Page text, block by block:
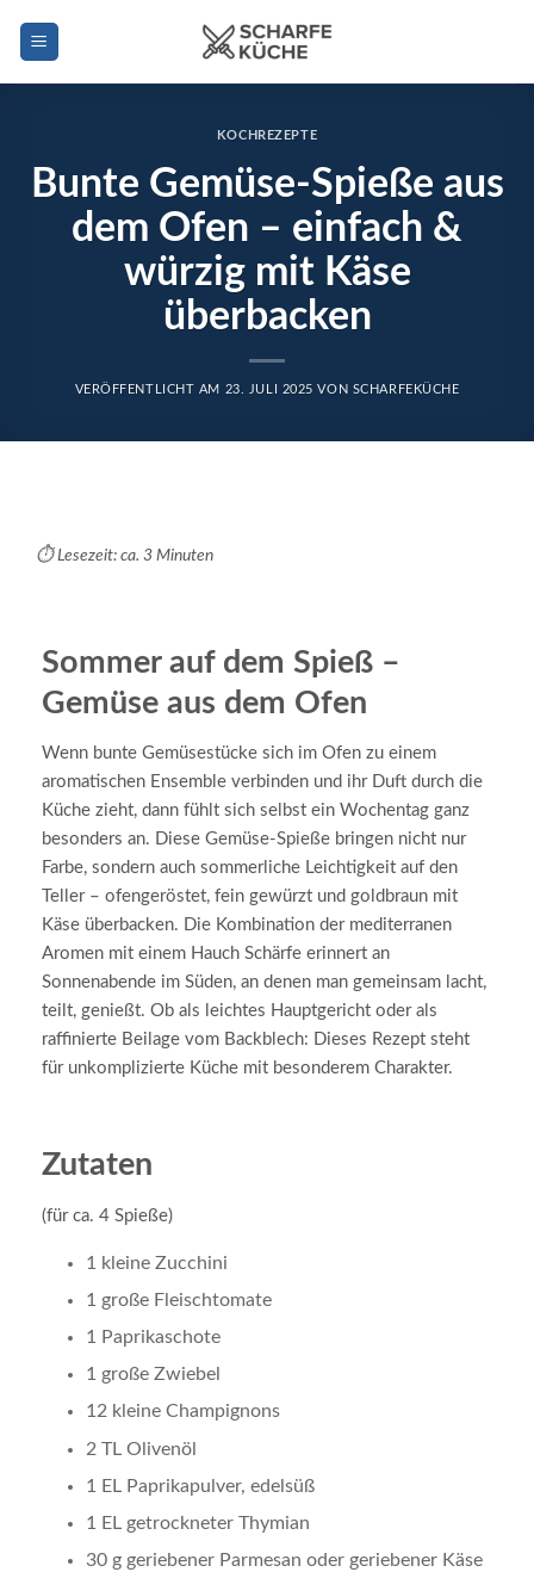
Inhalt
KOCHREZEPTE
Bunte Gemüse-Spieße aus
dem Ofen – einfach &
würzig mit Käse
überbacken
VERÖFFENTLICHT AM 23. JULI 2025 VON SCHARFEKÜCHE
⏱️ Lesezeit: ca. 3 Minuten
Sommer auf dem Spieß –
Gemüse aus dem Ofen
Wenn bunte Gemüsestücke sich im Ofen zu einem
aromatischen Ensemble verbinden und ihr Duft durch die
Küche zieht, dann fühlt sich selbst ein Wochentag ganz
besonders an. Diese Gemüse-Spieße bringen nicht nur
Farbe, sondern auch sommerliche Leichtigkeit auf den
Teller – ofengeröstet, fein gewürzt und goldbraun mit
Käse überbacken. Die Kombination der mediterranen
Aromen mit einem Hauch Schärfe erinnert an
Sonnenabende im Süden, an denen man gemeinsam lacht,
teilt, genießt. Ob als leichtes Hauptgericht oder als
raffinierte Beilage vom Backblech: Dieses Rezept steht
für unkomplizierte Küche mit besonderem Charakter.
Zutaten
(für ca. 4 Spieße)
1 kleine Zucchini
1 große Fleischtomate
1 Paprikaschote
1 große Zwiebel
12 kleine Champignons
2 TL Olivenöl
1 EL Paprikapulver, edelsüß
1 EL getrockneter Thymian
30 g geriebener Parmesan oder geriebener Käse